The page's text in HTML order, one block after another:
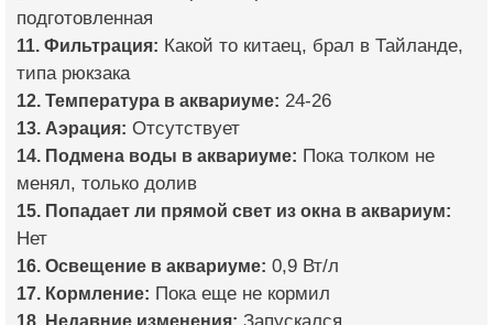
подготовленная
11. Фильтрация: Какой то китаец, брал в Тайланде,
типа рюкзака
12. Температура в аквариуме: 24-26
13. Аэрация: Отсутствует
14. Подмена воды в аквариуме: Пока толком не
менял, только долив
15. Попадает ли прямой свет из окна в аквариум:
Нет
16. Освещение в аквариуме: 0,9 Вт/л
17. Кормление: Пока еще не кормил
18. Недавние изменения: